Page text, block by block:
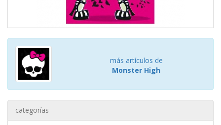
más artículos de
Monster High
categorías